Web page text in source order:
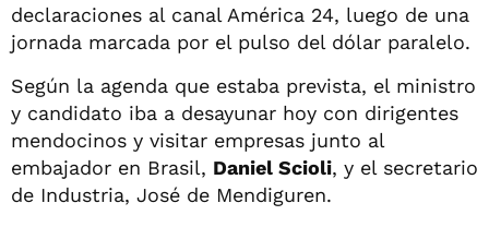
declaraciones al canal América 24, luego de una
jornada marcada por el pulso del dólar paralelo.
Según la agenda que estaba prevista, el ministro
y candidato iba a desayunar hoy con dirigentes
mendocinos y visitar empresas junto al
embajador en Brasil, Daniel Scioli, y el secretario
de Industria, José de Mendiguren.